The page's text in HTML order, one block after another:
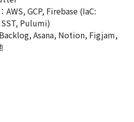
AWS, GCP, Firebase (IaC:
Pulumi)
Asana, Notion, Figjam,